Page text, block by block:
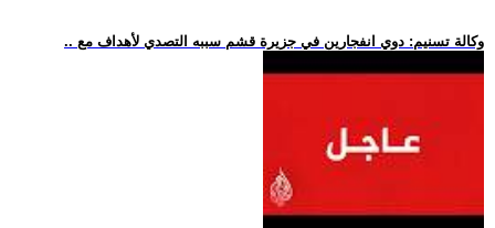
.. وكالة تسنيم: دوي انفجارين في جزيرة قشم سببه التصدي لأهداف مع